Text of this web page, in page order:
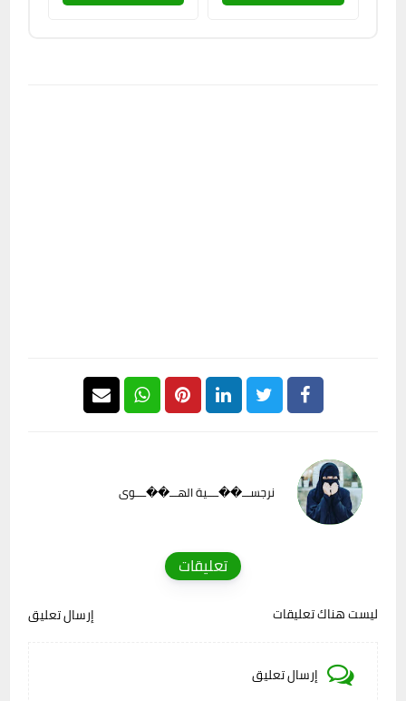
نرجســـ��ــــية الهـــ��ــــوى
تعليقات
ليست هناك تعليقات إرسال تعليق
إرسال تعليق